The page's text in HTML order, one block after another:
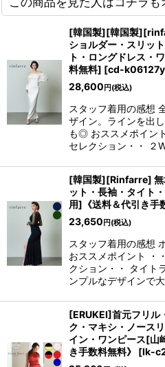
[韓国製][韓国製
ショルダー・スリッ
ト・ロングドレス・
料無料] [cd-k06127y
28,600 円 (税込)
スタッフ着用の感想
ザイン。ラインを出
も◎ おススメポイン
セレクション・・ ２
[韓国製][Rinfarre] 無
ット・長袖・タイト
用]《送料＆代引き手
23,650 円 (税込)
スタッフ着用の感想
おススメポイント ・
クション・・ タイト
ンプルなデザインで
[ERUKEI]首元フリル
ク・マキシ・ノース
イン・ワンピース[山
き手数料無料》
[lk-